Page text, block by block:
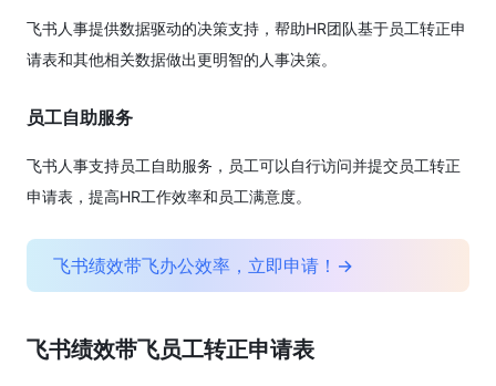
飞书人事提供数据驱动的决策支持，帮助HR团队基于员工转正申
请表和其他相关数据做出更明智的人事决策。
员工自助服务
飞书人事支持员工自助服务，员工可以自行访问并提交员工转正
申请表，提高HR工作效率和员工满意度。
飞书绩效带飞办公效率，立即申请！→
飞书绩效带飞员工转正申请表